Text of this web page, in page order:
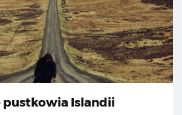
pustkowia Islandii